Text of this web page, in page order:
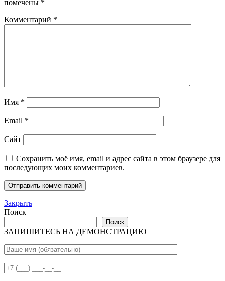
помечены *
Комментарий *
Имя *
Email *
Сайт
Сохранить моё имя, email и адрес сайта в этом браузере для
последующих моих комментариев.
Закрыть
Поиск
Поиск
ЗАПИШИТЕСЬ НА ДЕМОНСТРАЦИЮ